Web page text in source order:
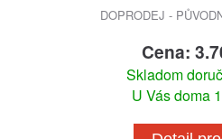
DOPRODEJ -
Cena:
Skladom
U Vás doma